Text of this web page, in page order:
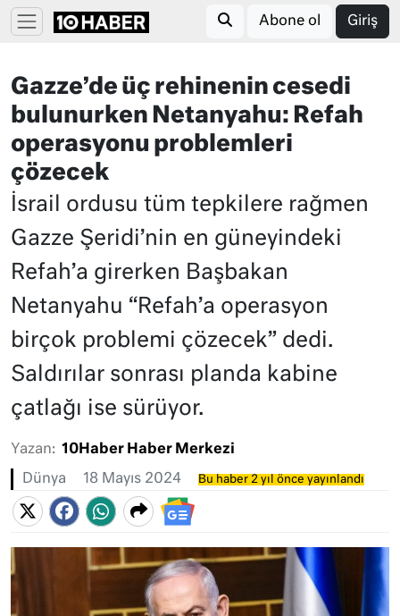
Abone ol Giriş
Gazze’de üç rehinenin cesedi
bulunurken Netanyahu: Refah
operasyonu problemleri
çözecek
İsrail ordusu tüm tepkilere rağmen
Gazze Şeridi’nin en güneyindeki
Refah’a girerken Başbakan
Netanyahu “Refah’a operasyon
birçok problemi çözecek” dedi.
Saldırılar sonrası planda kabine
çatlağı ise sürüyor.
Yazan: 10Haber Haber Merkezi
Dünya 18 Mayıs 2024 Bu haber 2 yıl önce yayınlandı